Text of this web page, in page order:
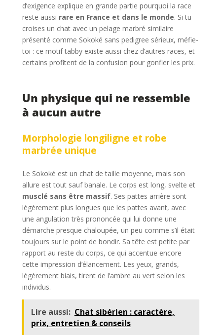
d’exigence explique en grande partie pourquoi la race
reste aussi rare en France et dans le monde. Si tu
croises un chat avec un pelage marbré similaire
présenté comme Sokoké sans pedigree sérieux, méfie-
toi : ce motif tabby existe aussi chez d’autres races, et
certains profitent de la confusion pour gonfler les prix.
Un physique qui ne ressemble
à aucun autre
Morphologie longiligne et robe
marbrée unique
Le Sokoké est un chat de taille moyenne, mais son
allure est tout sauf banale. Le corps est long, svelte et
musclé sans être massif. Ses pattes arrière sont
légèrement plus longues que les pattes avant, avec
une angulation très prononcée qui lui donne une
démarche presque chaloupée, un peu comme s’il était
toujours sur le point de bondir. Sa tête est petite par
rapport au reste du corps, ce qui accentue encore
cette impression d’élancement. Les yeux, grands,
légèrement biais, tirent de l’ambre au vert selon les
individus.
Lire aussi: Chat sibérien : caractère,
prix, entretien & conseils